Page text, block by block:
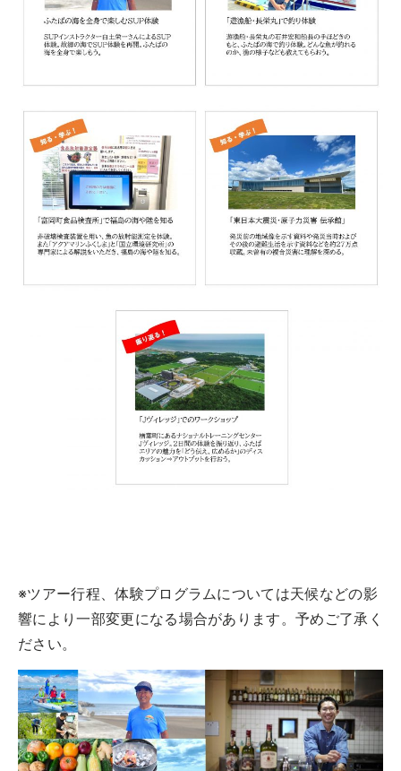
※ツアー行程、体験プログラムについては天候などの影
響により一部変更になる場合があります。予めご了承く
ださい。